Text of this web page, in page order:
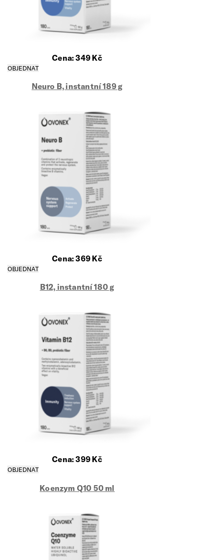
Cena:349 Kč
Neuro B, instantní 189 g
Cena:369 Kč
B12, instantní 180 g
Cena:399 Kč
Koenzym Q10 50 ml